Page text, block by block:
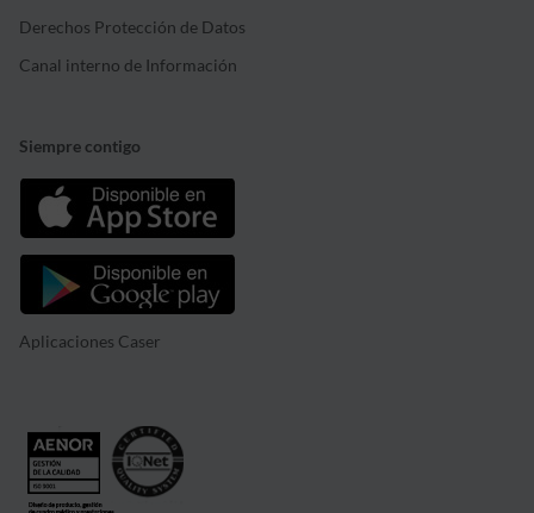
Derechos Protección de Datos
Canal interno de Información
Siempre contigo
Aplicaciones Caser